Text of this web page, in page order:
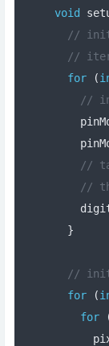
void
//
//
for
(
//
//
//
}
//
for
(
for